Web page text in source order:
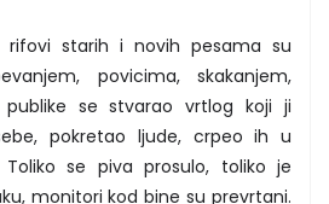
rifovi starih i novih pesama su
povicima, skakanjem,
se stvarao vrtlog koji ji
pokretao ljude, crpeo ih u
se piva prosulo, toliko je
monitori kod bine su prevrtani.